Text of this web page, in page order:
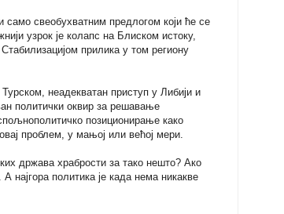
свеобухватним предлогом који ће се
узрок је колапс на Блиском истоку,
прилика у том региону
неадекватан приступ у Либији и
политички оквир за решавање
позиционирање како
проблем, у мањој или већој мери.
држава храбрости за тако нешто? Ако
најгора политика је када нема никакве